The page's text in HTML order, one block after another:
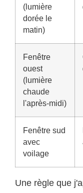
(lumière
dorée le
matin)
Fenêtre
ouest
(lumière
chaude
l'après-midi)
Fenêtre sud
avec
voilage
Une règle que